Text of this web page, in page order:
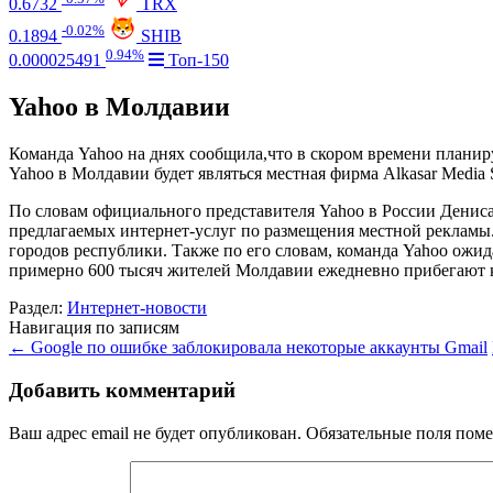
0.6732
TRX
0.1894 -0.02%
SHIB
0.000025491 0.94% Топ-150
Yahoo в Молдавии
Команда Yahoo на днях сообщила,что в скором времени
Yahoo в Молдавии будет являться местная фирма Alkasar
По словам официального представителя Yahoo в России
предлагаемых интернет-услуг по размещения местной
городов республики. Также по его словам, команда Yahoo
примерно 600 тысяч жителей Молдавии ежедневно прибегают
Раздел: Интернет-новости
Навигация по записям
← Google по ошибке заблокировала некоторые аккаунты Gmail
Добавить комментарий
Ваш адрес email не будет опубликован. Обязательные поля